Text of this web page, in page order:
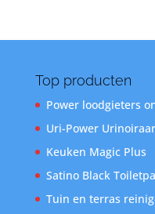
Top producten
Power loodgieters
Uri-Power
Keuken Magic Plus
Satino Black
Tuin en terras